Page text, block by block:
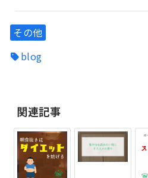
その他
blog
関連記事